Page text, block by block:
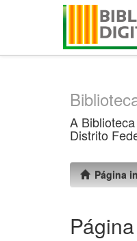
A
Distrito
Página